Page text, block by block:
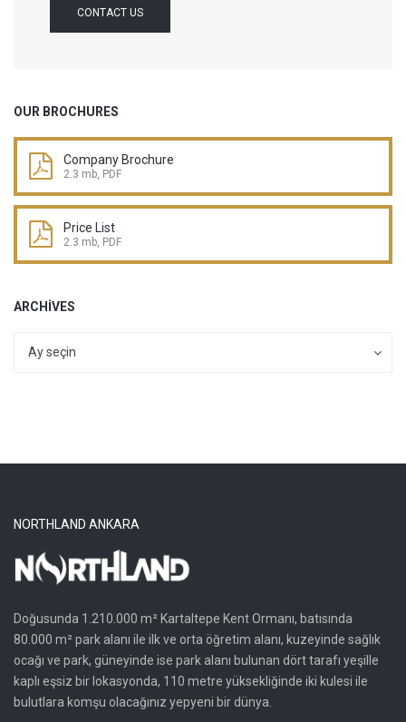
CONTACT US
OUR BROCHURES
Company Brochure
2.3 mb, PDF
Price List
2.3 mb, PDF
ARCHIVES
Ay seçin
NORTHLAND ANKARA
Doğusunda 1.210.000 m² Kartaltepe Kent Ormanı, batısında
80.000 m² park alanı ile ilk ve orta öğretim alanı, kuzeyinde sağlık
ocağı ve park, güneyinde ise park alanı bulunan dört tarafı yeşille
kaplı eşsiz bir lokasyonda, 110 metre yüksekliğinde iki kulesi ile
bulutlara komşu olacağınız yepyeni bir dünya.